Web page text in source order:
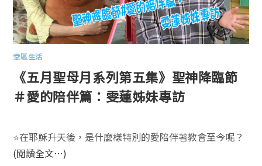
堂區生活
《五月聖母月系列第五集》聖神降臨節
＃愛的陪伴篇：雯蓮姊妹專訪
⭐️在耶穌升天後，是什麼樣特別的愛陪伴著教會至今呢？
(閱讀全文…)